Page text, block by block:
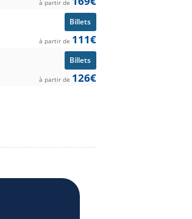
à partir de
Billets
à partir de 111€
Billets
à partir de 126€